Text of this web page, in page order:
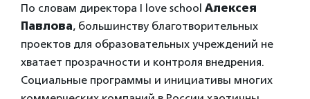
По словам директора I love school Алексея
Павлова, большинству благотворительных
проектов для образовательных учреждений не
хватает прозрачности и контроля внедрения.
Социальные программы и инициативы многих